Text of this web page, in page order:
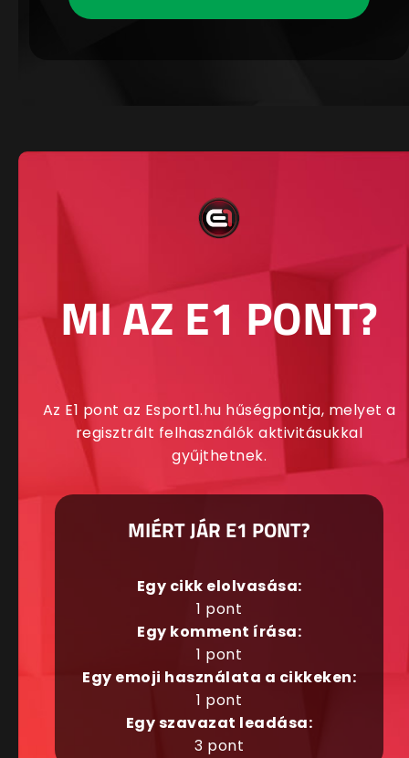
MI AZ E1 PONT?
Az E1 pont az Esport1.hu hűségpontja, melyet a
regisztrált felhasználók aktivitásukkal
gyűjthetnek.
MIÉRT JÁR E1 PONT?
Egy cikk elolvasása:
1 pont
Egy komment írása:
1 pont
Egy emoji használata a cikkeken:
1 pont
Egy szavazat leadása:
3 pont